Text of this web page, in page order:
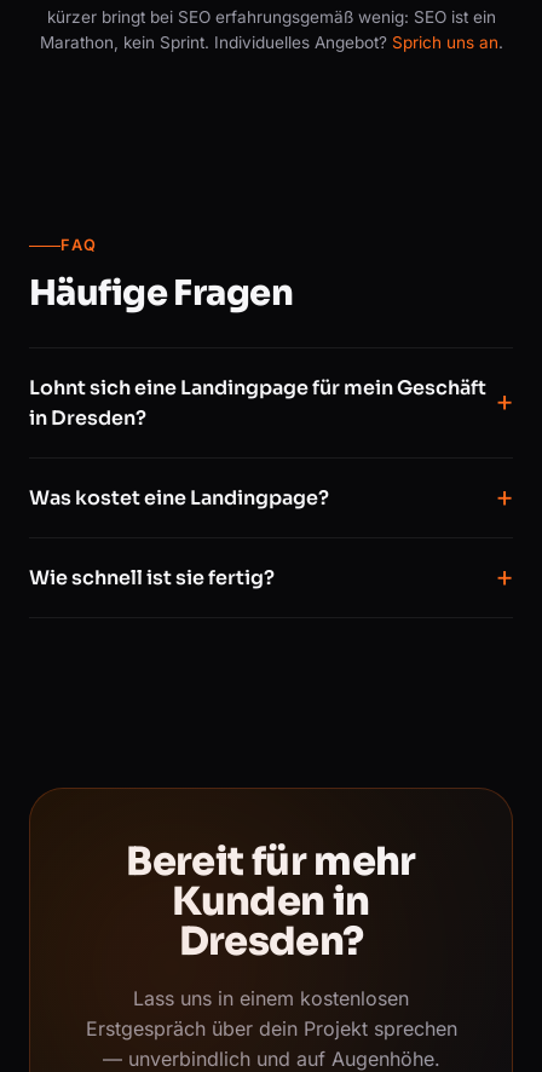
kürzer bringt bei SEO erfahrungsgemäß wenig: SEO ist ein
Marathon, kein Sprint. Individuelles Angebot? Sprich uns an.
FAQ
Häufige Fragen
Lohnt sich eine Landingpage für mein Geschäft
in Dresden?
Was kostet eine Landingpage?
Wie schnell ist sie fertig?
Bereit für mehr
Kunden in
Dresden?
Lass uns in einem kostenlosen
Erstgespräch über dein Projekt sprechen
— unverbindlich und auf Augenhöhe.